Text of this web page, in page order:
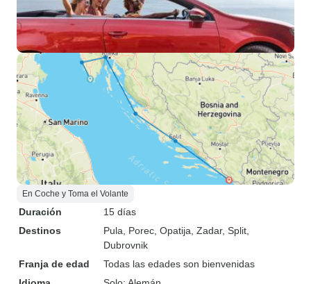
En Coche y Toma el Volante
Duración
15 días
Destinos
Pula , Porec , Opatija , Zadar, Split
Dubrovnik
Franja de edad
Todas las edades son bienvenidas